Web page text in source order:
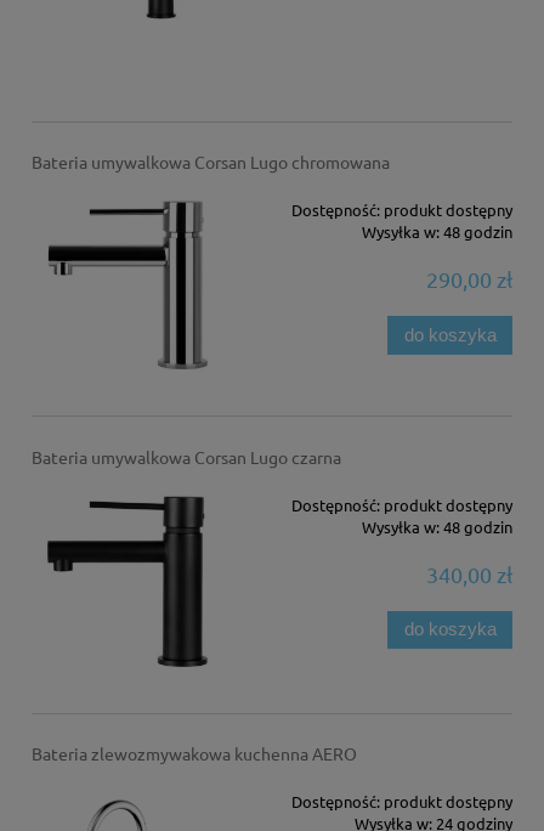
Bateria umywalkowa Corsan Lugo chromowana
Dostępność: produkt dostępny
Wysyłka w: 48 godzin
290,00 zł
do koszyka
Bateria umywalkowa Corsan Lugo czarna
Dostępność: produkt dostępny
Wysyłka w: 48 godzin
340,00 zł
do koszyka
Bateria zlewozmywakowa kuchenna AERO
Dostępność: produkt dostępny
Wysyłka w: 24 godziny